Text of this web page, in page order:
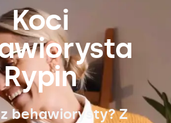
Koci
Rypin
behawiorysty? Z